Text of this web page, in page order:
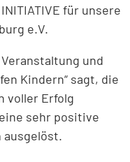
für unsere
e.V.
und
Kindern“ sagt, die
voller Erfolg
sehr positive
ausgelöst.